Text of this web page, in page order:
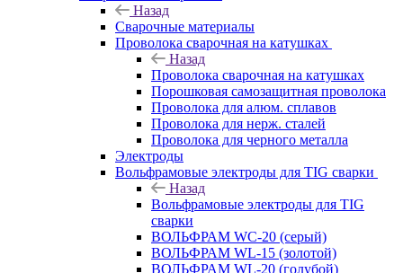
Назад
Сварочные материалы
Проволока сварочная на катушках
Назад
Проволока сварочная на катушках
Порошковая самозащитная проволока
Проволока для алюм. сплавов
Проволока для нерж. сталей
Проволока для черного металла
Электроды
Вольфрамовые электроды для TIG сварки
Назад
Вольфрамовые электроды для TIG
сварки
ВОЛЬФРАМ WC-20 (серый)
ВОЛЬФРАМ WL-15 (золотой)
ВОЛЬФРАМ WL-20 (голубой)